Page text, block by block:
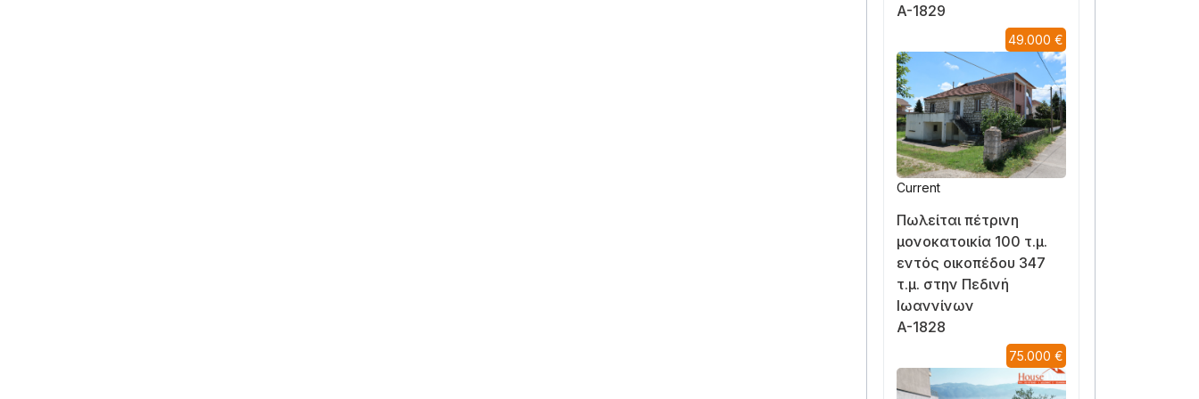
A-1829
49.000 €
Current
Πωλείται πέτρινη
μονοκατοικία 100 τ.μ.
εντός οικοπέδου 347
τ.μ. στην Πεδινή
Ιωαννίνων
A-1828
75.000 €